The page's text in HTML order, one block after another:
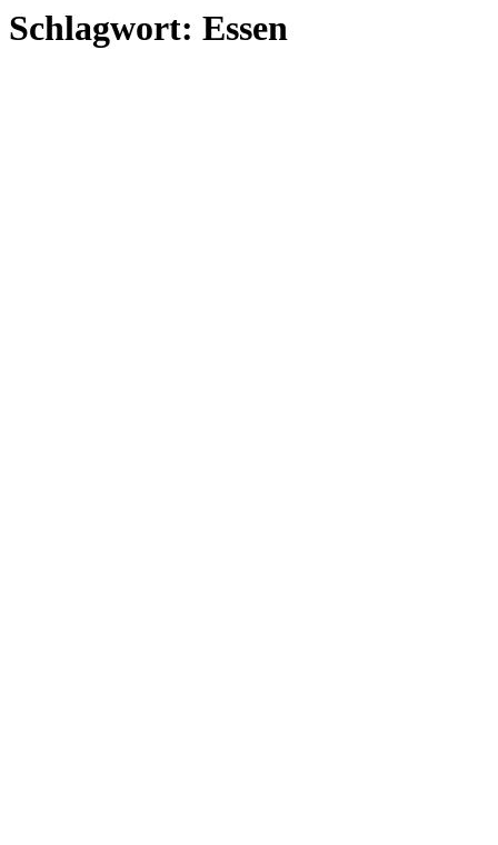
Schlagwort: Essen